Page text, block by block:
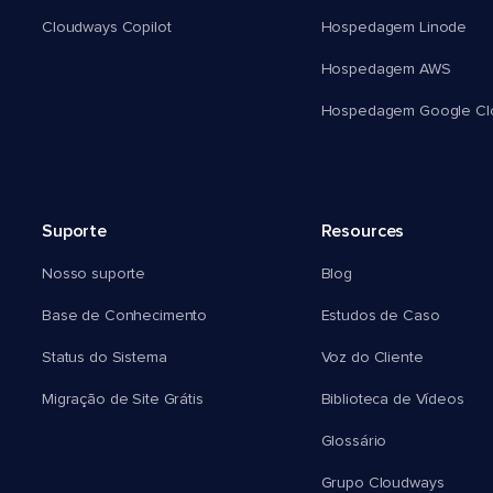
Cloudways Copilot Hospedagem Linode
Hospedagem AWS
Hospedagem Google
Suporte
Nosso suporte
Base de Conhecimento
Status do Sistema
Migração de Site Grátis
Resources
Blog
Estudos de Caso
Voz do Cliente
Biblioteca de Vídeos
Glossário
Grupo Cloudways